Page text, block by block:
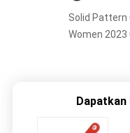
Solid Pattern
Women